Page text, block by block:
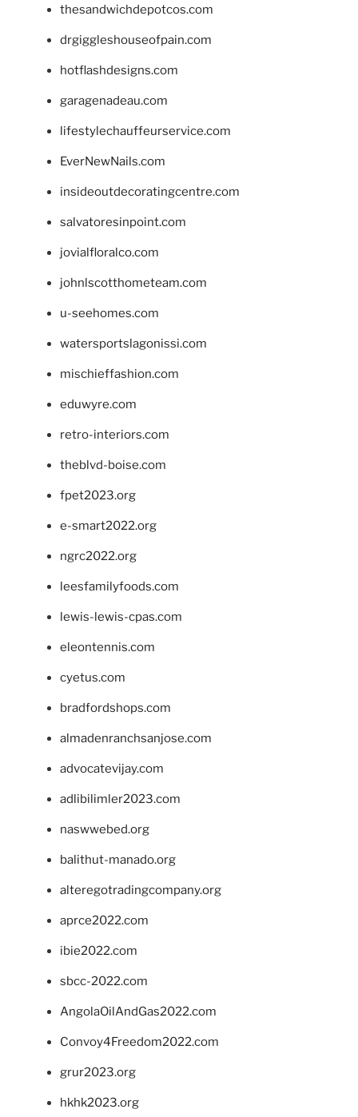
thesandwichdepotcos.com
drgiggleshouseofpain.com
hotflashdesigns.com
garagenadeau.com
lifestylechauffeurservice.com
EverNewNails.com
insideoutdecoratingcentre.com
salvatoresinpoint.com
jovialfloralco.com
johnlscotthometeam.com
u-seehomes.com
watersportslagonissi.com
mischieffashion.com
eduwyre.com
retro-interiors.com
theblvd-boise.com
fpet2023.org
e-smart2022.org
ngrc2022.org
leesfamilyfoods.com
lewis-lewis-cpas.com
eleontennis.com
cyetus.com
bradfordshops.com
almadenranchsanjose.com
advocatevijay.com
adlibilimler2023.com
naswwebed.org
balithut-manado.org
alteregotradingcompany.org
aprce2022.com
ibie2022.com
sbcc-2022.com
AngolaOilAndGas2022.com
Convoy4Freedom2022.com
grur2023.org
hkhk2023.org